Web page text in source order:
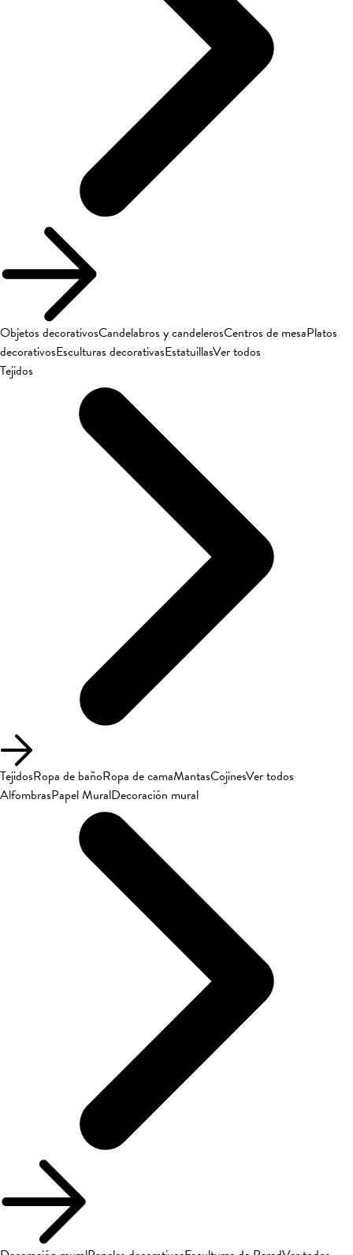
Objetos decorativosCandelabros y candelerosCentros de mesaPlatos
decorativosEsculturas decorativasEstatuillasVer todos
Tejidos
TejidosRopa de bañoRopa de camaMantasCojinesVer todos
AlfombrasPapel MuralDecoración mural